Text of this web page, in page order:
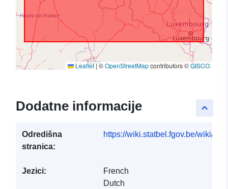
Leaflet|©OpenStreetMapcontributors ©GISCO
keyboard_arrow_up
Dodatne informacije
Odredišna
stranica:
https://wiki.statbel.fgov.be/wiki/
Jezici:
French
Dutch